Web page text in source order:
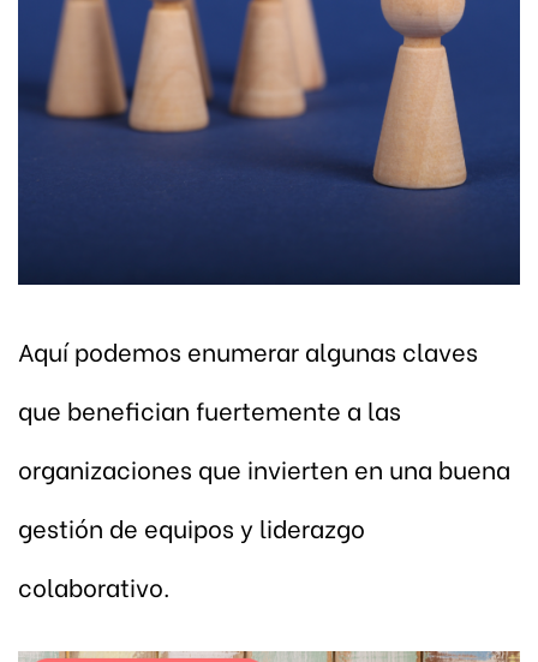
Aquí podemos enumerar algunas claves
que benefician fuertemente a las
organizaciones que invierten en una buena
gestión de equipos y liderazgo
colaborativo.